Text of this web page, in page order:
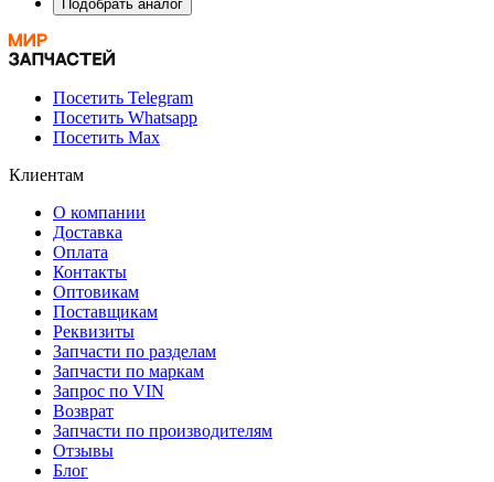
Подобрать аналог
Посетить Telegram
Посетить Whatsapp
Посетить Max
Клиентам
О компании
Доставка
Оплата
Контакты
Оптовикам
Поставщикам
Реквизиты
Запчасти по разделам
Запчасти по маркам
Запрос по VIN
Возврат
Запчасти по производителям
Отзывы
Блог